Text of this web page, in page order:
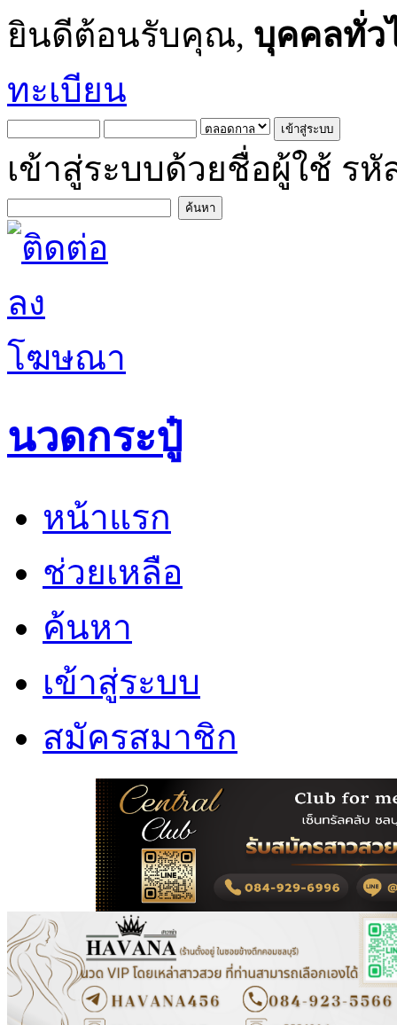
ยินดีต้อนรับคุณ, บุคคลทั่ว
ทะเบียน
เข้าสู่ระบบด้วยชื่อผู้ใช้ รหั
นวดกระปู๋
หน้าแรก
ช่วยเหลือ
ค้นหา
เข้าสู่ระบบ
สมัครสมาชิก